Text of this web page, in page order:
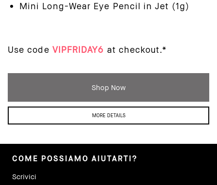
Mini Long-Wear Eye Pencil in Jet (1g)
Use code VIPFRIDAY6 at checkout.*
MORE DETAILS
Shop Now
COME POSSIAMO AIUTARTI?
Scrivici